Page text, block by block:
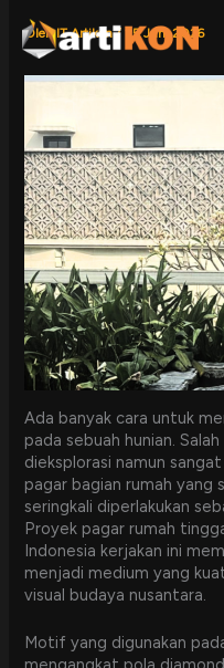
konten
OlehIT Artikon/ 25 Juni 2026
Ada banyak cara untuk
pada sebuah hunian.
dieksplorasi namun
pagar bagian rumah yang
seringkali diperlakukan
Proyek pagar rumah
Indonesia kerjakan ini
menjadi medium yang
visual budaya nusantara.
Motif yang digunakan